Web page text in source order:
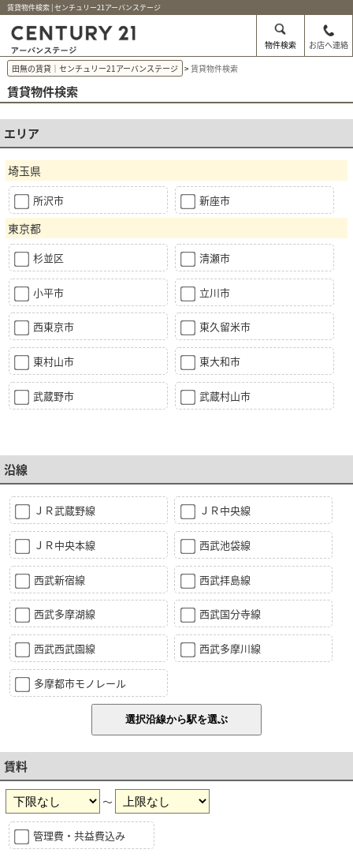
賃貸物件検索 | センチュリー21アーバンステージ
物件検索
お店へ連絡
田無の賃貸｜センチュリー21アーバンステージ
賃貸物件検索
賃貸物件検索
エリア
埼玉県
所沢市 新座市
東京都
杉並区 清瀬市
小平市 立川市
西東京市 東久留米市
東村山市 東大和市
武蔵野市 武蔵村山市
沿線
ＪＲ武蔵野線 ＪＲ中央線
ＪＲ中央本線 西武池袋線
西武新宿線 西武拝島線
西武多摩湖線 西武国分寺線
西武西武園線 西武多摩川線
多摩都市モノレール
賃料
～
管理費・共益費込み